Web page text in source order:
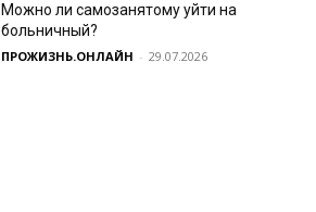
Можно ли самозанятому уйти на
больничный?
ПРОЖИЗНЬ.ОНЛАЙН - 29.07.2026